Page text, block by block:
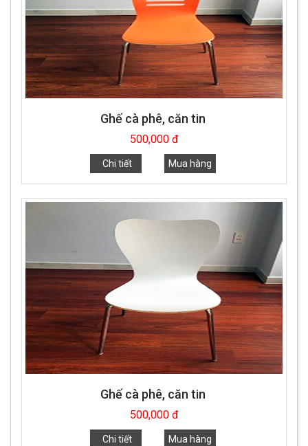
Ghế cà phê, căn tin
500,000 đ
Chi tiết Mua hàng
Ghế cà phê, căn tin
500,000 đ
Chi tiết Mua hàng